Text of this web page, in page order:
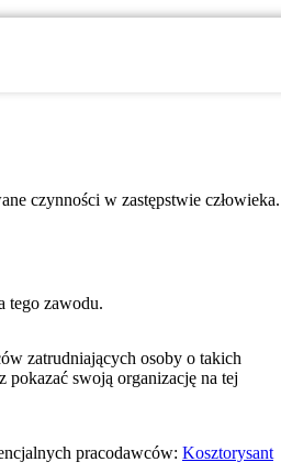
czynności w zastępstwie człowieka.
tego zawodu.
zatrudniających osoby o takich
pokazać swoją organizację na tej
pracodawców: Kosztorysant